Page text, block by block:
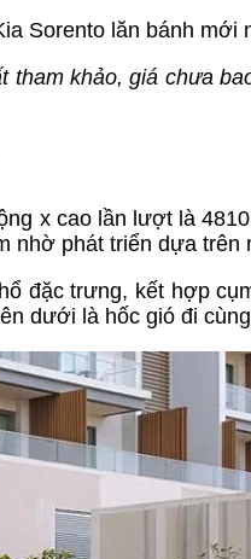
Sorento lăn bánh mới
khảo, giá chưa
x cao lần lượt là
nhờ phát triển dựa trên
đặc trưng, kết hợp
dưới là hốc gió đi